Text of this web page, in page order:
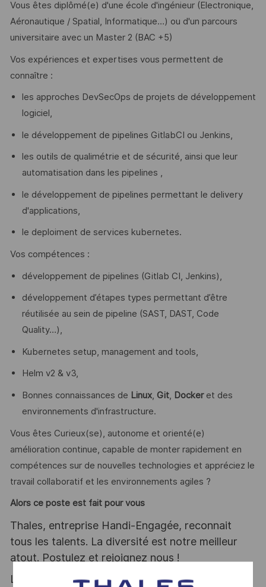
Vous êtes diplômé(e) d'une école d'ingénieur (Electronique,
Aéronautique / Spatial, Informatique…) ou d'un parcours
universitaire avec un Master 2 (BAC +5)
Vos expériences et expertises vous permettent de
connaître :
les approches DevSecOps de projets de développement
logiciel,
le développement de pipelines GitlabCI ou Jenkins,
les outils de qualimétrie et de sécurité, ainsi que leur
automatisation dans les pipelines ,
le développement de pipelines permettant le delivery
d'applications,
le deploiment de services kubernetes.
Vos compétences :
développement de pipelines (Gitlab CI, Jenkins),
développement d’étapes types permettant d’être
réutilisée au sein de pipeline (SAST, DAST, Code
Quality…),
Kubernetes setup, management and tools,
Helm v2 & v3,
Bonnes connaissances de Linux, Git, Dockeret des
environnements d'infrastructure.
Vous êtes Curieux(se), autonome et orienté(e)
amélioration continue, capable de monter rapidement en
compétences sur de nouvelles technologies et appréciez le
travail collaboratif et les environnements agiles ?
Alors ce poste est fait pour vous
Thales, entreprise Handi-Engagée, reconnait
tous les talents. La diversité est notre meilleur
atout. Postulez et rejoignez nous !
Le poste pouvant nécessiter d'accéder à des